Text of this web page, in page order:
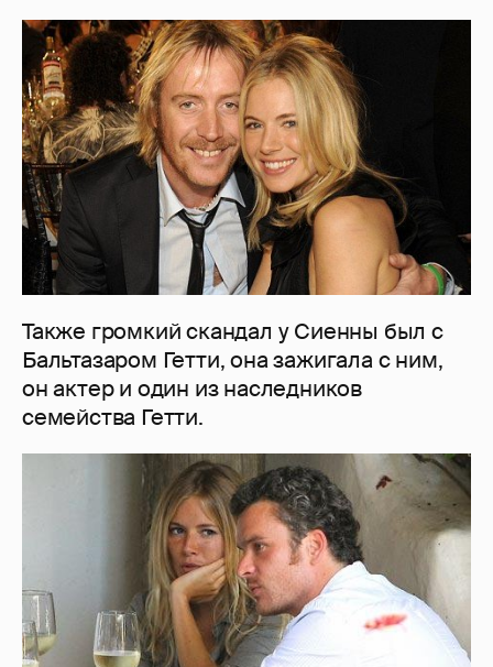
Также громкий скандал у Сиенны был с
Бальтазаром Гетти, она зажигала с ним,
он актер и один из наследников
семейства Гетти.